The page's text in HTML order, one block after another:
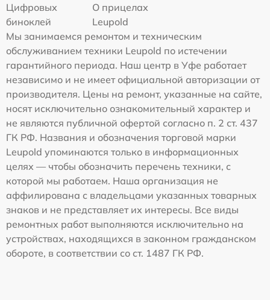
Цифровых
биноклей
О прицелах
Leupold
Мы занимаемся ремонтом и техническим
обслуживанием техники Leupold по истечении
гарантийного периода. Наш центр в Уфе работает
независимо и не имеет официальной авторизации от
производителя. Цены на ремонт, указанные на сайте,
носят исключительно ознакомительный характер и
не являются публичной офертой согласно п. 2 ст. 437
ГК РФ. Названия и обозначения торговой марки
Leupold упоминаются только в информационных
целях — чтобы обозначить перечень техники, с
которой мы работаем. Наша организация не
аффилирована с владельцами указанных товарных
знаков и не представляет их интересы. Все виды
ремонтных работ выполняются исключительно на
устройствах, находящихся в законном гражданском
обороте, в соответствии со ст. 1487 ГК РФ.